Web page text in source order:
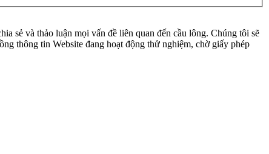
sẻ và thảo luận mọi vấn đề liên quan đến cầu lông. Chúng tôi sẽ
thông tin Website đang hoạt động thử nghiệm, chờ giấy phép